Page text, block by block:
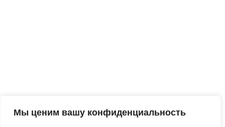
Мы ценим вашу конфиденциальность